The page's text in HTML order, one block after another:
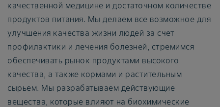
качественной медицине и достаточном количестве
продуктов питания. Мы делаем все возможное для
улучшения качества жизни людей за счет
профилактики и лечения болезней, стремимся
обеспечивать рынок продуктами высокого
качества, а также кормами и растительным
сырьем. Мы разрабатываем действующие
вещества, которые влияют на биохимические